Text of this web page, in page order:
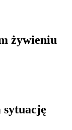
żywieniu
sytuację